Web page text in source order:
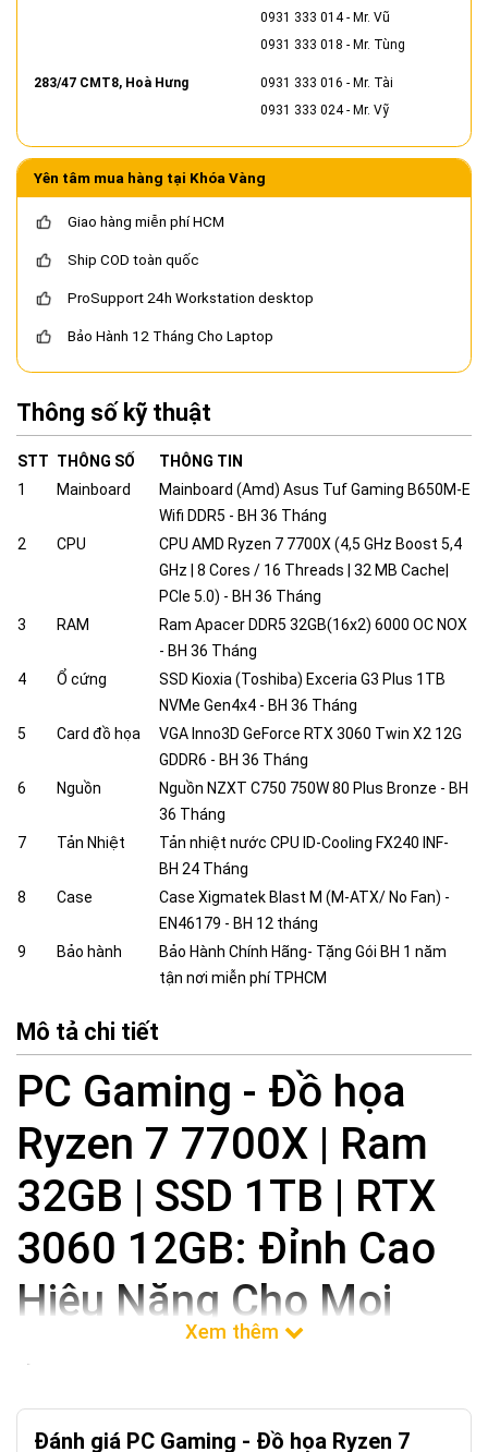
0931 333 014- Mr. Vũ
0931 333 018 - Mr. Tùng
283/47 CMT8, Hoà Hưng 0931 333 016 - Mr. Tài
0931 333 024- Mr. Vỹ
Yên tâm mua hàng tại Khóa Vàng
Giao hàng miễn phí HCM
Ship COD toàn quốc
ProSupport 24h Workstation desktop
Bảo Hành 12 Tháng Cho Laptop
Thông số kỹ thuật
STT THÔNG SỐ
THÔNG TIN
1
Mainboard
Mainboard (Amd) Asus Tuf Gaming B650M-E
Wifi DDR5 - BH 36 Tháng
2
CPU
CPU AMD Ryzen 7 7700X (4,5 GHz Boost 5,4
GHz | 8 Cores / 16 Threads | 32 MB Cache|
PCIe 5.0) - BH 36 Tháng
3
RAM
Ram Apacer DDR5 32GB(16x2) 6000 OC NOX
- BH 36 Tháng
4
Ổ cứng
SSD Kioxia (Toshiba) Exceria G3 Plus 1TB
NVMe Gen4x4 - BH 36 Tháng
5
Card đồ họa
VGA Inno3D GeForce RTX 3060 Twin X2 12G
GDDR6 - BH 36 Tháng
6
Nguồn
Nguồn NZXT C750 750W 80 Plus Bronze - BH
36 Tháng
7
Tản Nhiệt
Tản nhiệt nước CPU ID-Cooling FX240 INF-
BH 24 Tháng
8
Case
Case Xigmatek Blast M (M-ATX/ No Fan) -
EN46179 - BH 12 tháng
9
Bảo hành
Bảo Hành Chính Hãng- Tặng Gói BH 1 năm
tận nơi miễn phí TPHCM
Mô tả chi tiết
PC Gaming - Đồ họa
Ryzen 7 7700X | Ram
32GB | SSD 1TB | RTX
3060 12GB: Đỉnh Cao
Hiệu Năng Cho Mọi
Tác Vụ
Đánh giá PC Gaming - Đồ họa Ryzen 7